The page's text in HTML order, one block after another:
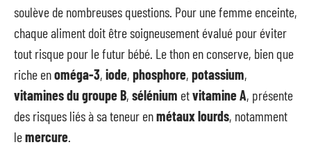
soulève de nombreuses questions. Pour une femme enceinte,
chaque aliment doit être soigneusement évalué pour éviter
tout risque pour le futur bébé. Le thon en conserve, bien que
riche enoméga-3, iode, phosphore, potassium,
vitamines du groupe B, sélénium etvitamine A, présente
des risques liés à sa teneur enmétaux lourds, notamment
lemercure